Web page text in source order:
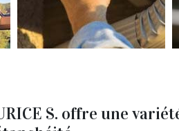
S. offre une